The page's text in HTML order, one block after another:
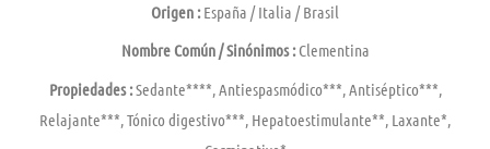
Origen :España / Italia / Brasil
Nombre Común / Sinónimos :Clementina
Propiedades :Sedante****, Antiespasmódico***, Antiséptico***,
Relajante***, Tónico digestivo***, Hepatoestimulante**, Laxante*,